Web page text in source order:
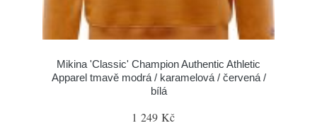
Mikina 'Classic' Champion Authentic Athletic
Apparel tmavě modrá / karamelová / červená /
bílá
1 249 Kč